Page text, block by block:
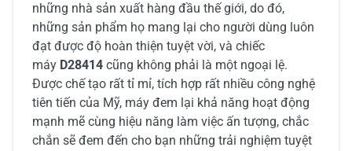
những nhà sản xuất hàng đầu thế giới, do đó,
những sản phẩm họ mang lại cho người dùng luôn
đạt được độ hoàn thiện tuyệt vời, và chiếc
máy D28414 cũng không phải là một ngoại lệ.
Được chế tạo rất tỉ mỉ, tích hợp rất nhiều công nghệ
tiên tiến của Mỹ, máy đem lại khả năng hoạt động
mạnh mẽ cùng hiệu năng làm việc ấn tượng, chắc
chắn sẽ đem đến cho bạn những trải nghiệm tuyệt